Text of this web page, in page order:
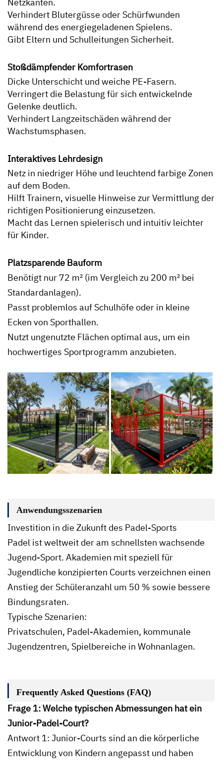
Netzkanten.
Verhindert Blutergüsse oder Schürfwunden
während des energiegeladenen Spielens.
Gibt Eltern und Schulleitungen Sicherheit.
Stoßdämpfender Komfortrasen
Dicke Unterschicht und weiche PE-Fasern.
Verringert die Belastung für sich entwickelnde
Gelenke deutlich.
Verhindert Langzeitschäden während der
Wachstumsphasen.
Interaktives Lehrdesign
Netz in niedriger Höhe und leuchtend farbige Zonen
auf dem Boden.
Hilft Trainern, visuelle Hinweise zur Vermittlung der
richtigen Positionierung einzusetzen.
Macht das Lernen spielerisch und intuitiv leichter
für Kinder.
Platzsparende Bauform
Benötigt nur 72 m² (im Vergleich zu 200 m² bei
Standardanlagen).
Passt problemlos auf Schulhöfe oder in kleine
Ecken von Sporthallen.
Nutzt ungenutzte Flächen optimal aus, um ein
hochwertiges Sportprogramm anzubieten.
Anwendungsszenarien
Investition in die Zukunft des Padel-Sports
Padel ist weltweit der am schnellsten wachsende
Jugend-Sport. Akademien mit speziell für
Jugendliche konzipierten Courts verzeichnen einen
Anstieg der Schüleranzahl um 50 % sowie bessere
Bindungsraten.
Typische Szenarien:
Privatschulen, Padel-Akademien, kommunale
Jugendzentren, Spielbereiche in Wohnanlagen.
Frequently Asked Questions (FAQ)
Frage 1: Welche typischen Abmessungen hat ein
Junior-Padel-Court?
Antwort 1: Junior-Courts sind an die körperliche
Entwicklung von Kindern angepasst und haben